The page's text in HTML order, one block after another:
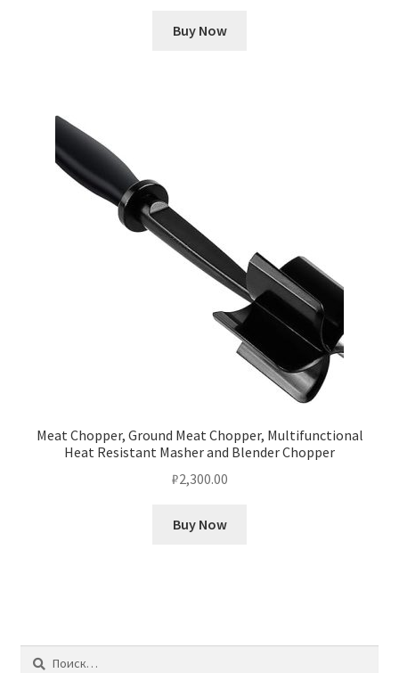
Buy Now
Meat Chopper, Ground Meat Chopper, Multifunctional
Heat Resistant Masher and Blender Chopper
₽2,300.00
Buy Now
Найти: